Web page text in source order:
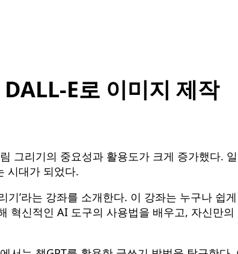
E로 이미지 제작
그리기의 중요성과 활용도가 크게 증가했다.
시대가 되었다.
기’라는 강좌를 소개한다. 이 강좌는 누구나
혁신적인 AI 도구의 사용법을 배우고, 자신만